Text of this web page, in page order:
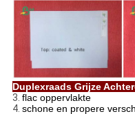
Duplexraads Grijze
3. flac oppervlakte
4. schone en propere